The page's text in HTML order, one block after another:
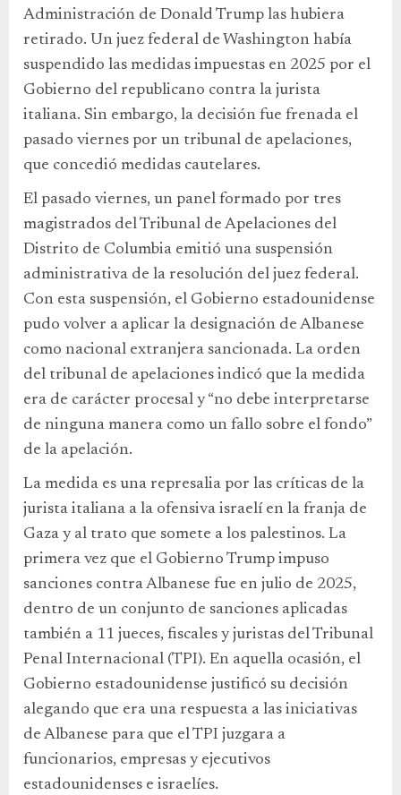
Administración de Donald Trump las hubiera
retirado. Un juez federal de Washington había
suspendido las medidas impuestas en 2025 por el
Gobierno del republicano contra la jurista
italiana. Sin embargo, la decisión fue frenada el
pasado viernes por un tribunal de apelaciones,
que concedió medidas cautelares.
El pasado viernes, un panel formado por tres
magistrados del Tribunal de Apelaciones del
Distrito de Columbia emitió una suspensión
administrativa de la resolución del juez federal.
Con esta suspensión, el Gobierno estadounidense
pudo volver a aplicar la designación de Albanese
como nacional extranjera sancionada. La orden
del tribunal de apelaciones indicó que la medida
era de carácter procesal y “no debe interpretarse
de ninguna manera como un fallo sobre el fondo”
de la apelación.
La medida es una represalia por las críticas de la
jurista italiana a la ofensiva israelí en la franja de
Gaza y al trato que somete a los palestinos. La
primera vez que el Gobierno Trump impuso
sanciones contra Albanese fue en julio de 2025,
dentro de un conjunto de sanciones aplicadas
también a 11 jueces, fiscales y juristas del Tribunal
Penal Internacional (TPI). En aquella ocasión, el
Gobierno estadounidense justificó su decisión
alegando que era una respuesta a las iniciativas
de Albanese para que el TPI juzgara a
funcionarios, empresas y ejecutivos
estadounidenses e israelíes.